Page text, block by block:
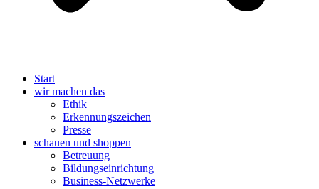
Start
wir machen das
Ethik
Erkennungszeichen
Presse
schauen und shoppen
Betreuung
Bildungseinrichtung
Business-Netzwerke